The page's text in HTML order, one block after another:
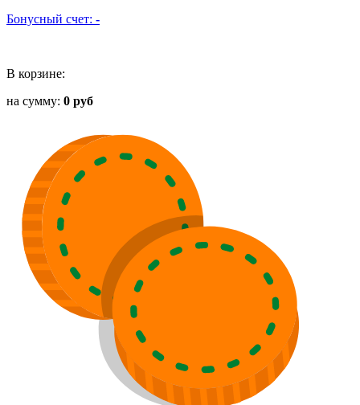
Бонусный счет: -
В корзине:
на сумму: 0 руб